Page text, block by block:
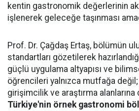
kentin gastronomik değerlerinin
işlenerek geleceğe taşınması
Prof. Dr. Çağdaş Ertaş, bölümün
standartları gözetilerek
güçlü uygulama altyapısı ve
öğrencileri yalnızca mutfağa
girişimcilik ve araştırma alanlarına
Türkiye'nin örnek gastronomi